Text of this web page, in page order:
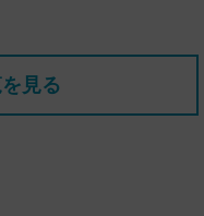
見る